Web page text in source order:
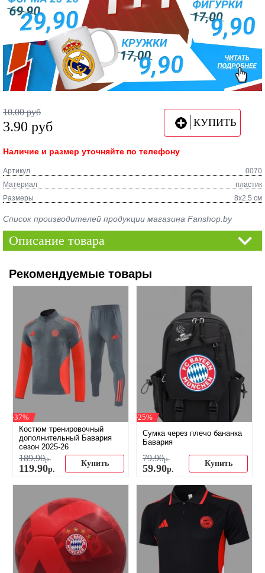
10.00 руб
3.90 руб КУПИТЬ
Наличие и размер уточняйте по телефону
Артикул
0070
Материал
пластик
Размеры
8x2.5 см
Список производителей продукции магазина Fanshop.by
Описание товара
Рекомендуемые товары
-37%
Костюм тренировочный
дополнительный Бавария
сезон 2025-26
189.90р.
119.90р.
Купить
-25%
Сумка через плечо бананка
Бавария
79.90р.
59.90р.
Купить